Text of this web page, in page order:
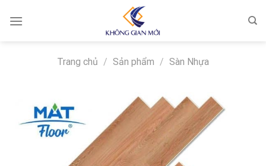
Trang chủ / Sản phẩm / Sàn Nhựa